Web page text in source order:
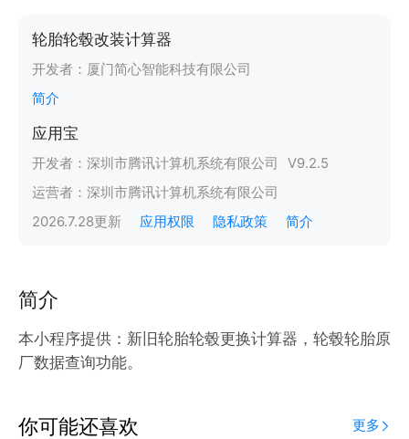
轮胎轮毂改装计算器
开发者： 厦门简心智能科技有限公司
简介
应用宝
开发者： 深圳市腾讯计算机系统有限公司 V9.2.5
运营者： 深圳市腾讯计算机系统有限公司
2026.7.28更新 应用权限 隐私政策 简介
简介
本小程序提供：新旧轮胎轮毂更换计算器，轮毂轮胎原
厂数据查询功能。
你可能还喜欢 更多